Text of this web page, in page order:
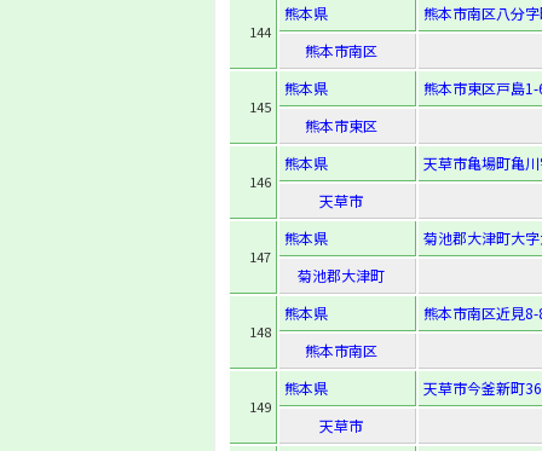
144
熊本県
熊本市南区八分
熊本市南区
145
熊本県
熊本市東区戸島
熊本市東区
146
熊本県
天草市亀場町亀
天草市
147
熊本県
菊池郡大津町大
菊池郡大津町
148
熊本県
熊本市南区近見
熊本市南区
149
熊本県
天草市今釜新町
天草市